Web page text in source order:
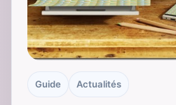
Guide Actualités